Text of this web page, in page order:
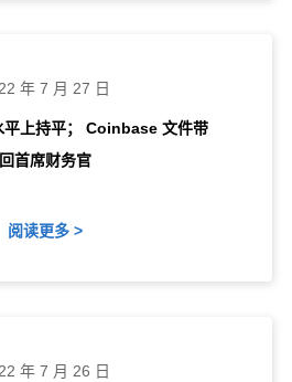
平上持平； Coinbase 文件带
回首席财务官
年 7 月 27 日
阅读更多 >
年 7 月 26 日